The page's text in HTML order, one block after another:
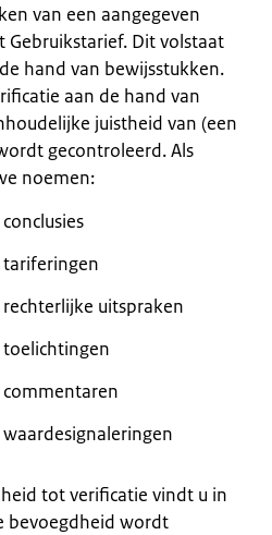
van een aangegeven
Gebruikstarief. Dit volstaat
hand van bewijsstukken.
aan de hand van
juistheid van (een
gecontroleerd. Als
noemen:
uitspraken
tot verificatie vindt u in
bevoegdheid wordt